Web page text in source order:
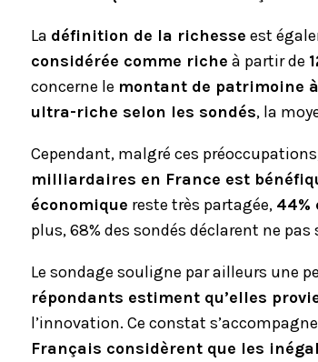
La définition de la richesse est
considérée comme riche à partir de
concerne le montant de patrimoine
ultra-riche selon les sondés, la
Cependant, malgré ces
milliardaires en France est
économique reste très partagée, 44%
plus, 68% des sondés déclarent ne
Le sondage souligne par ailleurs une
répondants estiment qu’elles
l’innovation. Ce constat
Français considèrent que les